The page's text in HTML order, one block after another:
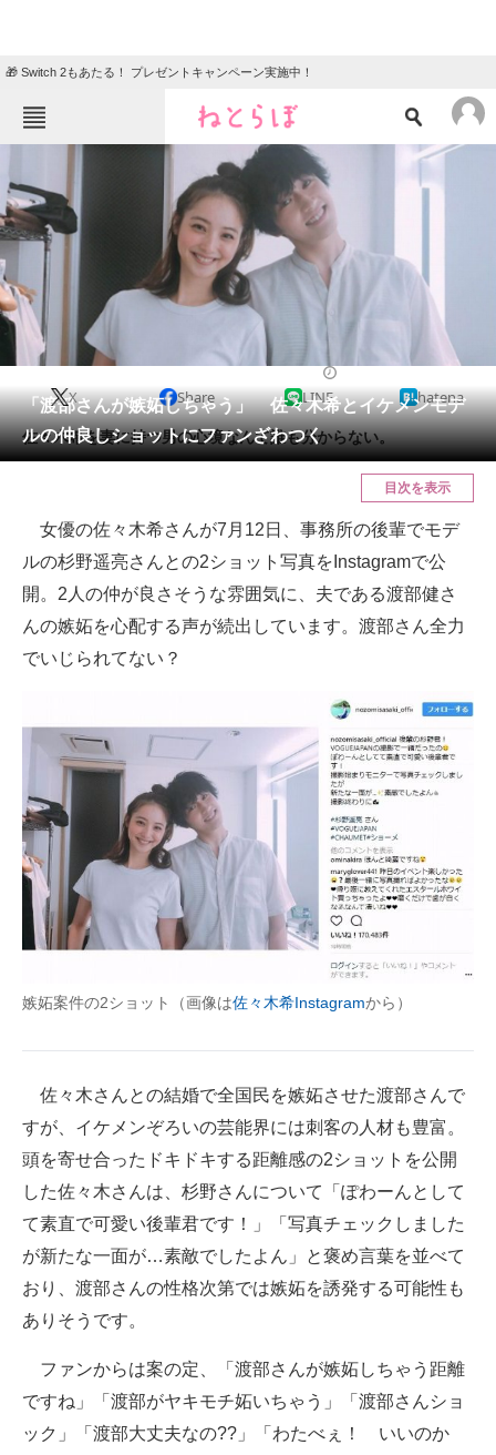
🎁 Switch 2もあたる！ プレゼントキャンペーン実施中！
TOP ニュース
エンタメ クイズ
グルメ 地域
住まい 教育・育児
動物
会員記事
メディア
ITの今と未来を見通す
スマホと通信の最新トレンド
進化するPCとデバイスの未来
ビジネスと働き方のヒント
AI活用のいまが分かる
企業ITのトレンドを詳説
経営リーダーのコミュニティ
マーケ×ITの今がよく分かる
製造業のIT導入・活用を支援
モノづくり技術者専門サイト
エレクトロニクス専門サイト
電子設計の基本と応用
ちょっと気になるネットの話題
「渡部さんが嫉妬しちゃう」 佐々木希とイケメンモデ
ルの仲良しショットにファンざわつく
X Share LINE hatena
佐々木希を妻に持つ男の心境なんて誰も分からない。
目次を表示
女優の佐々木希さんが7月12日、事務所の後輩でモデ
ルの杉野遥亮さんとの2ショット写真をInstagramで公
開。2人の仲が良さそうな雰囲気に、夫である渡部健さ
んの嫉妬を心配する声が続出しています。渡部さん全力
でいじられてない？
嫉妬案件の2ショット（画像は佐々木希Instagramから）
佐々木さんとの結婚で全国民を嫉妬させた渡部さんで
すが、イケメンぞろいの芸能界には刺客の人材も豊富。
頭を寄せ合ったドキドキする距離感の2ショットを公開
した佐々木さんは、杉野さんについて「ぽわーんとして
て素直で可愛い後輩君です！」「写真チェックしました
が新たな一面が…素敵でしたよん」と褒め言葉を並べて
おり、渡部さんの性格次第では嫉妬を誘発する可能性も
ありそうです。
ファンからは案の定、「渡部さんが嫉妬しちゃう距離
ですね」「渡部がヤキモチ妬いちゃう」「渡部さんショ
ック」「渡部大丈夫なの??」「わたべぇ！ いいのか